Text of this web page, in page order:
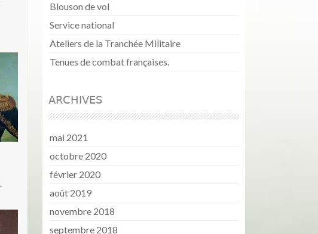
Blouson de vol
Service national
Ateliers de la Tranchée Militaire
Tenues de combat françaises.
ARCHIVES
mai 2021
octobre 2020
février 2020
août 2019
novembre 2018
septembre 2018